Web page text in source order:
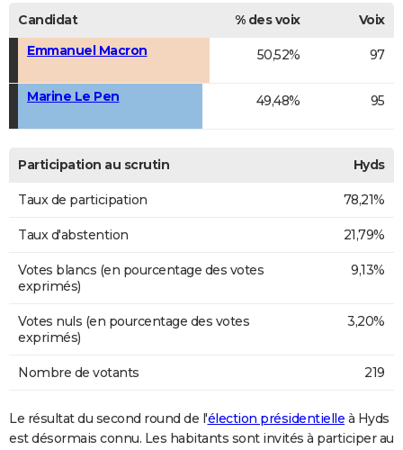
Bricolage
Culture
Television
Voyage
Candidat % des voix
Voix
Emmanuel Macron
50,52% 97
Marine Le Pen 49,48% 95
Participation au scrutin Hyds
Taux de participation 78,21%
Taux d'abstention 21,79%
Votes blancs (en pourcentage des votes
exprimés)
9,13%
Votes nuls (en pourcentage des votes
exprimés)
3,20%
Nombre de votants 219
Le résultat du second round de l'élection présidentielle à Hyds
est désormais connu. Les habitants sont invités à participer au